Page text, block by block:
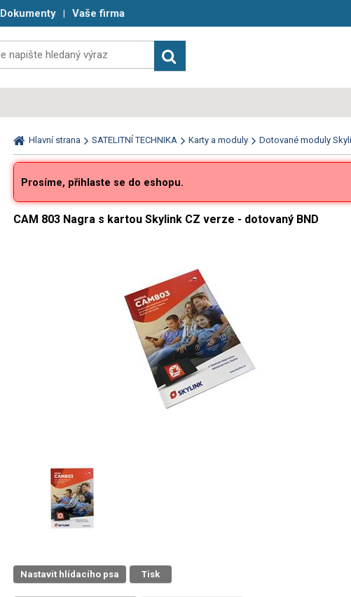
Dokumenty Vaše firma
Hlavní strana SATELITNÍ TECHNIKA Karty a moduly Dotované moduly
Prosíme, přihlaste se do eshopu.
CAM 803 Nagra s kartou Skylink CZ verze - dotovaný BND
Nastavit hlídacího psa Tisk